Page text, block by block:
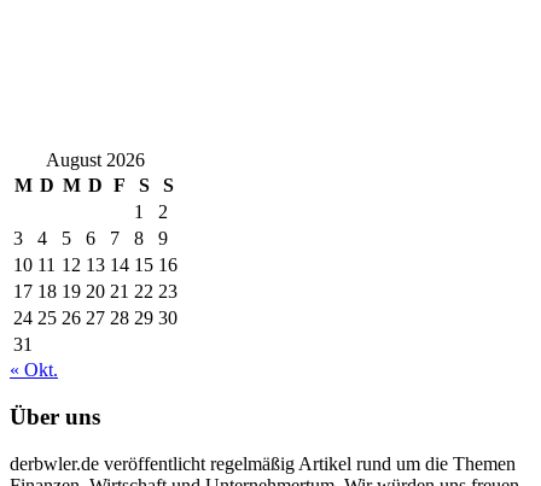
August 2026
M D M D F S
S
1
2
3
4 5 6 7 8
9
10 11 12 13 14 15 16
17 18 19 20 21 22 23
24 25 26 27 28 29 30
31
« Okt.
Über uns
derbwler.de veröffentlicht regelmäßig Artikel rund um die Themen